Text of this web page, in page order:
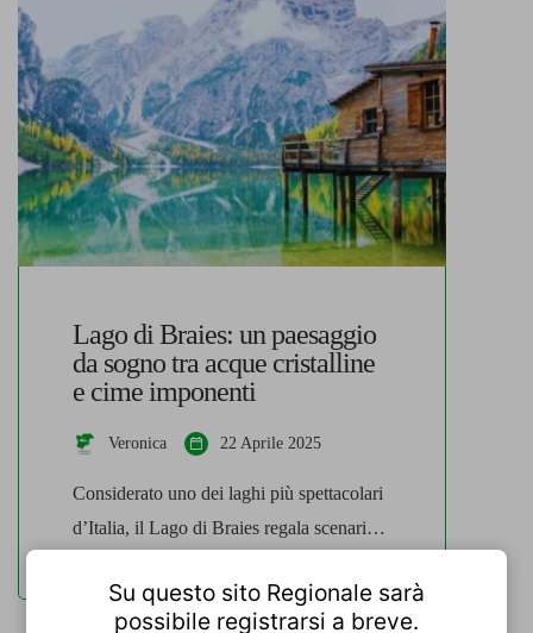
emozioni uniche ed indescrivibili tra
paesaggi mozzafiato, antiche tradizioni e
ospitalità calorosa. Natura che incanta in
ogni stagione In Val Gardena la […]
Lago di Braies: un paesaggio
da sogno tra acque cristalline
e cime imponenti
Veronica 22 Aprile 2025
Considerato uno dei laghi più spettacolari
d’Italia, il Lago di Braies regala scenari
l’acqua limpida riflette le cime rocciose e
Su questo sito Regionale sarà
possibile registrarsi a breve.